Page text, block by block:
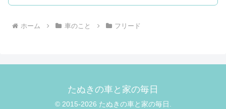
ホーム 車のこと フリード
たぬきの車と家の毎日
© 2015-2026 たぬきの車と家の毎日.